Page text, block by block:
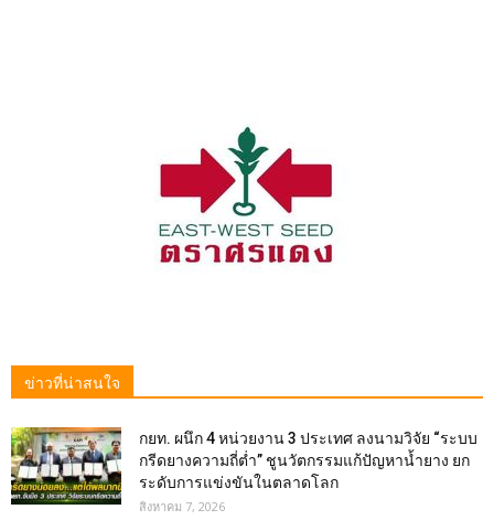
ข่าวที่น่าสนใจ
กยท. ผนึก 4 หน่วยงาน 3 ประเทศ ลงนามวิจัย “ระบบ
กรีดยางความถี่ต่ำ” ชูนวัตกรรมแก้ปัญหาน้ำยาง ยก
ระดับการแข่งขันในตลาดโลก
สิงหาคม 7, 2026